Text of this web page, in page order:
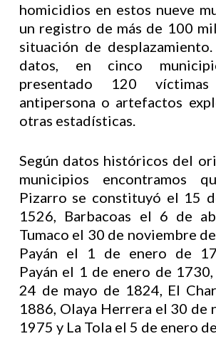
homicidios en estos nueve
un registro de más de 100
situación de
datos, en cinco
presentado 120
antipersona o artefactos
otras estadísticas.
Según datos históricos del
municipios encontramos
Pizarro se constituyó el 15
1526, Barbacoas el 6 de
Tumaco el 30 de noviembre
Payán el 1 de enero de
Payán el 1 de enero de
24 de mayo de 1824, El
1886, Olaya Herrera el 30 de
1975 y La Tola el 5 de enero